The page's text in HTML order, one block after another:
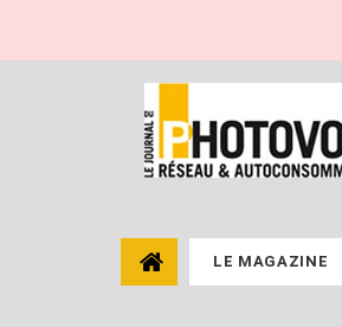
LE MAGAZINE